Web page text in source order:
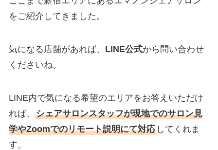
をご紹介してきました。
気になる店舗があれば、 LINE公式から問い合わせ
くださいね。
LINE内で気になる希望のエリアをお答えいただけ
れば、 シェアサロンスタッフが現地でのサロン見
学やZoomでのリモート説明にて対応してくれま
す。